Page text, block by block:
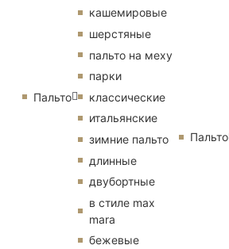
Пальто
кашемировые
шерстяные
пальто на меху
парки
классические
итальянские
зимние пальто
длинные
двубортные
в стиле max
mara
бежевые
Пальто